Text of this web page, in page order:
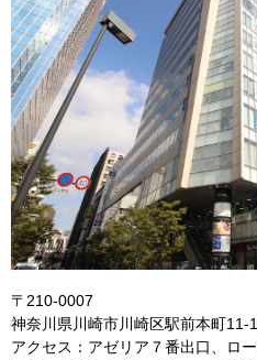
〒210-0007
神奈川県川崎市川崎区駅前本町11-
アクセス：アゼリア７番出口、ロ